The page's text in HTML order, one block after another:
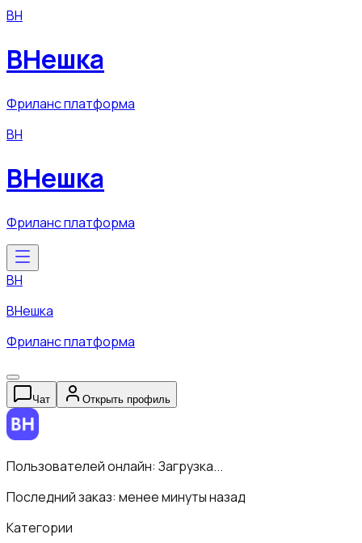
ВН
ВНешка
Фриланс платформа
ВН
ВНешка
Фриланс платформа
ВН
ВНешка
Фриланс платформа
Чат Открыть профиль
Пользователей онлайн: Загрузка...
Последний заказ: менее минуты назад
Категории